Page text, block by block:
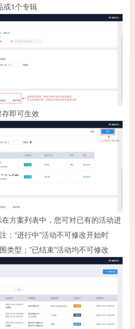
或1个专辑
即可生效
方案列表中，您可对已有的活动进
：“进行中”活动不可修改开始时
类型；”已结束”活动均不可修改